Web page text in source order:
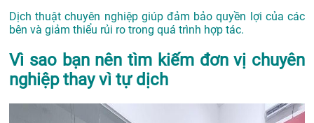
Dịch thuật chuyên nghiệp giúp đảm bảo quyền lợi của các
bên và giảm thiểu rủi ro trong quá trình hợp tác.
Vì sao bạn nên tìm kiếm đơn vị chuyên
nghiệp thay vì tự dịch